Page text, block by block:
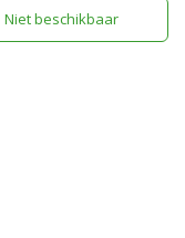
Niet beschikbaar